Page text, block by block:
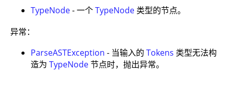
TypeNode- 一个TypeNode 类型的节点。
异常：
ParseASTException - 当输入的 Tokens 类型无法构
造为 TypeNode节点时，抛出异常。